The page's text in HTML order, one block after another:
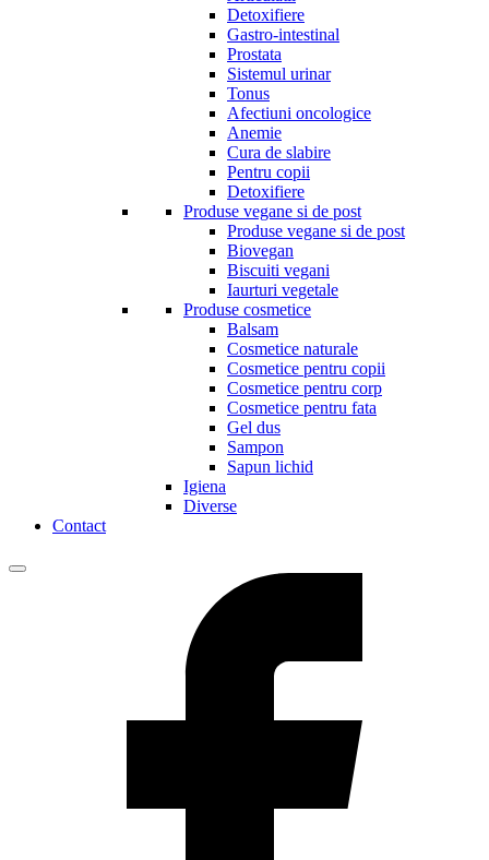
Detoxifiere
Gastro-intestinal
Prostata
Sistemul urinar
Tonus
Afectiuni oncologice
Anemie
Cura de slabire
Pentru copii
Detoxifiere
Produse vegane si de post
Produse vegane si de post
Biovegan
Biscuiti vegani
Iaurturi vegetale
Produse cosmetice
Balsam
Cosmetice naturale
Cosmetice pentru copii
Cosmetice pentru corp
Cosmetice pentru fata
Gel dus
Sampon
Sapun lichid
Igiena
Diverse
Contact